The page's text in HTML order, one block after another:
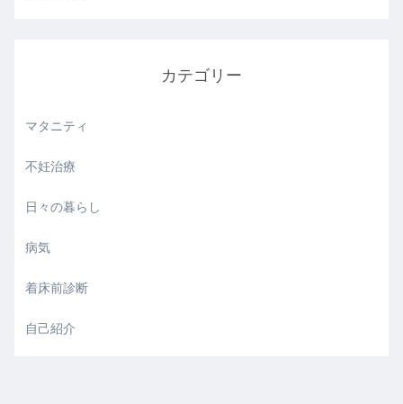
カテゴリー
マタニティ
不妊治療
日々の暮らし
病気
着床前診断
自己紹介